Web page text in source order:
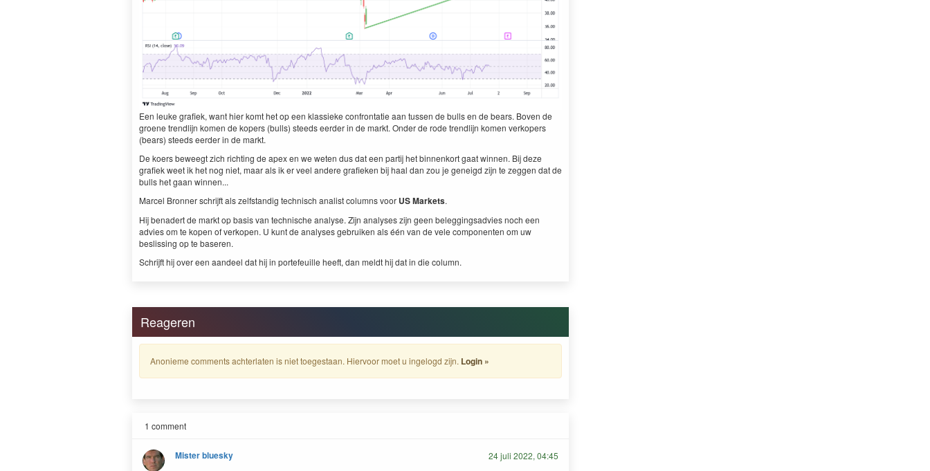
Een leuke grafiek, want hier komt het op een klassieke confrontatie aan tussen de bulls en de bears. Boven de
groene trendlijn komen de kopers (bulls) steeds eerder in de markt. Onder de rode trendlijn komen verkopers
(bears) steeds eerder in de markt.
De koers beweegt zich richting de apex en we weten dus dat een partij het binnenkort gaat winnen. Bij deze
grafiek weet ik het nog niet, maar als ik er veel andere grafieken bij haal dan zou je geneigd zijn te zeggen dat de
bulls het gaan winnen...
Marcel Bronner schrijft als zelfstandig technisch analist columns voor US Markets.
Hij benadert de markt op basis van technische analyse. Zijn analyses zijn geen beleggingsadvies noch een
advies om te kopen of verkopen. U kunt de analyses gebruiken als één van de vele componenten om uw
beslissing op te baseren.
Schrijft hij over een aandeel dat hij in portefeuille heeft, dan meldt hij dat in die column.
Reageren
Anonieme comments achterlaten is niet toegestaan. Hiervoor moet u ingelogd zijn. Login »
1 comment
Mister bluesky 24 juli 2022, 04:45